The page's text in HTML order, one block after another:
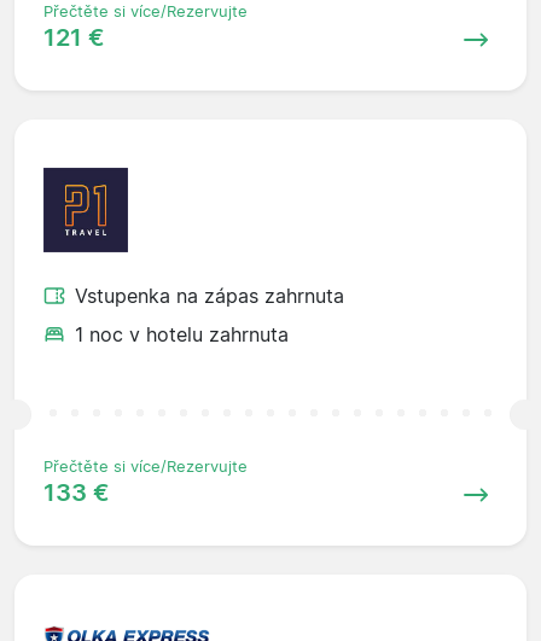
Přečtěte si více/Rezervujte
121 €
Vstupenka na zápas zahrnuta
1 noc v hotelu zahrnuta
Přečtěte si více/Rezervujte
133 €